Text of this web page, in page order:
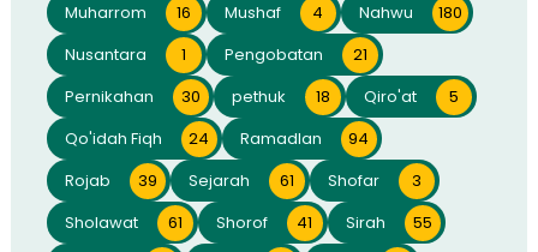
Muharrom
16 Mushaf 4 Nahwu
180
Nusantara
1 Pengobatan
21
Pernikahan
30 pethuk 18 Qiro'at
5
Qo'idah Fiqh
24 Ramadlan
94
Rojab
39 Sejarah 61 Shofar
3
Sholawat
61 Shorof 41 Sirah
55